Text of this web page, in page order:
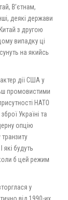
В’єтнам,
деякі держави
з другою
випадку ці
на якийсь
дії США у
промовистими
НАТО
Україні та
опцію
які будуть
б цей режим
у
від 1990-их